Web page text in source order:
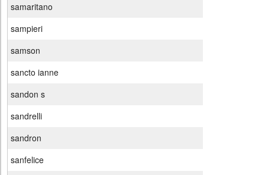
samaritano
sampieri
samson
sancto ianne
sandon s
sandrelli
sandron
sanfelice